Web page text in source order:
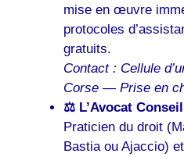
mise en œuvre
protocoles
gratuits.
Contact : Cellule
Corse — Prise en
⚖️ L’Avocat
Praticien du droit
Bastia ou Ajaccio)